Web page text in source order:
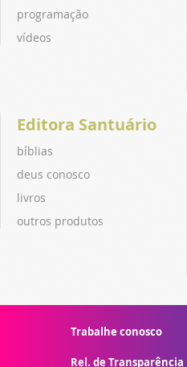
programação
vídeos
Editora Santuário
bíblias
deus conosco
livros
outros produtos
Trabalhe conosco
Rel. de Transparência